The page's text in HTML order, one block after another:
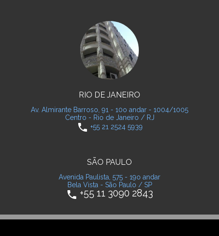
RIO DE JANEIRO
Av. Almirante Barroso, 91 - 10o andar - 1004/1005
Centro - Rio de Janeiro / RJ
phone +55 21 2524 5939
SÃO PAULO
Avenida Paulista, 575 - 19o andar
Bela Vista - São Paulo / SP
phone +55 11 3090 2843